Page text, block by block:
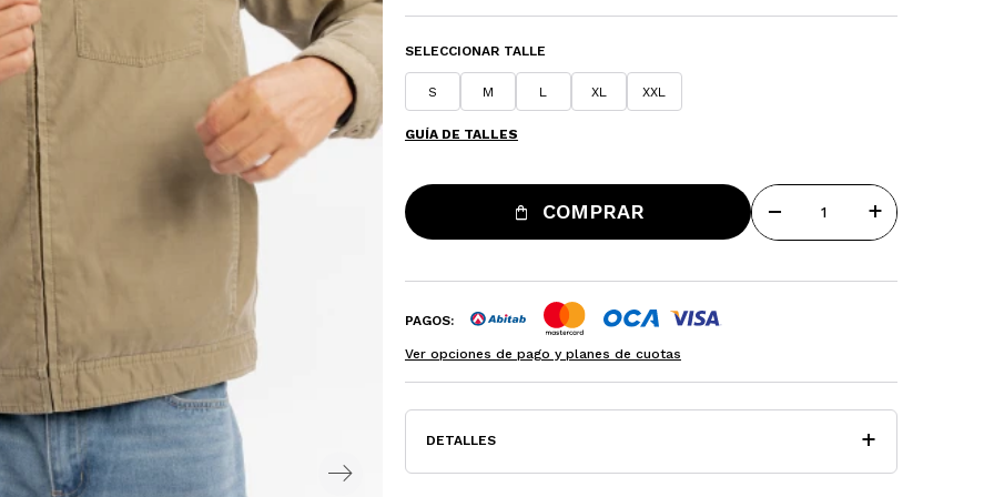
SELECCIONAR TALLE
S M L XL XXL
GUÍA DE TALLES
COMPRAR remove add
PAGOS:
Ver opciones de pago y planes de cuotas
DETALLES